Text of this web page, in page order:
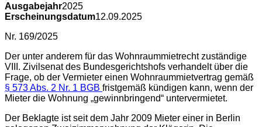
Ausgabejahr2025
Erscheinungsdatum12.09.2025
Nr. 169/2025
Der unter anderem für das Wohnraummietrecht zuständige
VIII. Zivilsenat des Bundesgerichtshofs verhandelt über die
Frage, ob der Vermieter einen Wohnraummietvertrag gemäß
§ 573 Abs. 2 Nr. 1 BGB fristgemäß kündigen kann, wenn der
Mieter die Wohnung „gewinnbringend“ untervermietet.
Der Beklagte ist seit dem Jahr 2009 Mieter einer in Berlin